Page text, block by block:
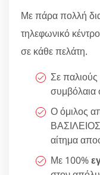
Με πάρα πολλή
τηλεφωνικό
σε κάθε πελάτη.
Σε παλιούς
συμβόλαια
Ο όμιλος
ΒΑΣΙΛΕΙΟΣ
αίτημα
Με 100%